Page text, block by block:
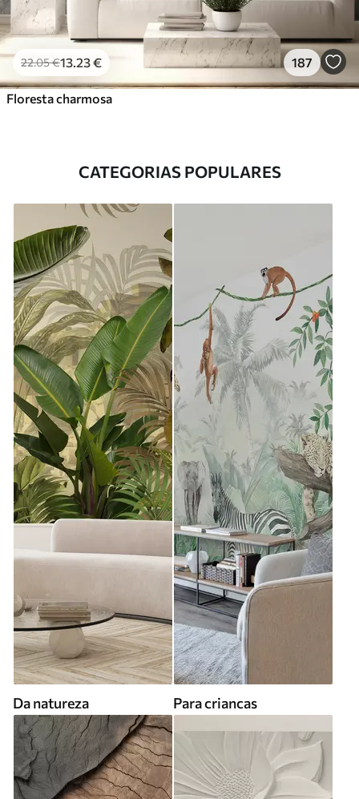
22.05€13.23€ 187
Floresta charmosa
CATEGORIAS POPULARES
Da natureza Para criancas